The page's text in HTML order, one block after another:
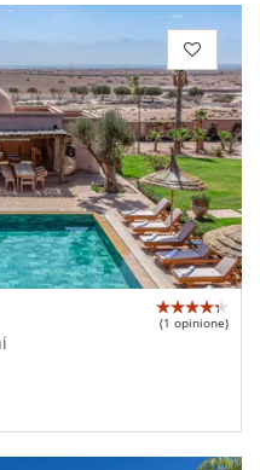
(1 opinione)